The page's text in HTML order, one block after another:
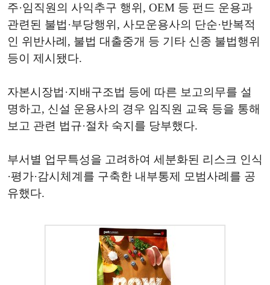
주·임직원의 사익추구 행위, OEM 등 펀드 운용과
관련된 불법·부당행위, 사모운용사의 단순·반복적
인 위반사례, 불법 대출중개 등 기타 신종 불법행위
등이 제시됐다.
자본시장법·지배구조법 등에 따른 보고의무를 설
명하고, 신설 운용사의 경우 임직원 교육 등을 통해
보고 관련 법규·절차 숙지를 당부했다.
부서별 업무특성을 고려하여 세분화된 리스크 인식
·평가·감시체계를 구축한 내부통제 모범사례를 공
유했다.